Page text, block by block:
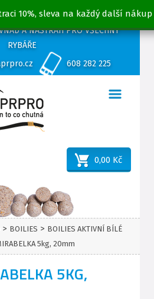
10%, sleva na každý další nákup
A NÁSTRAH PRO VŠECHNY
RYBÁŘE
608 282 225
0,00 Kč
> BOILIES > BOILIES AKTIVNÍ BÍLÉ
5kg, 20mm
5KG,